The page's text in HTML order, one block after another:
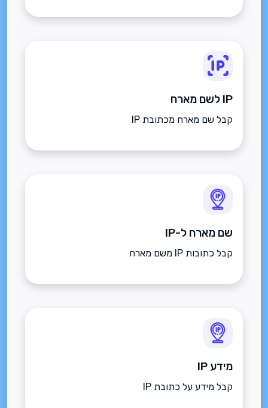
IP לשם מארח
קבל שם מארח מכתובת IP
שם מארח ל-IP
קבל כתובות IP משם מארח
מידע IP
קבל מידע על כתובת IP